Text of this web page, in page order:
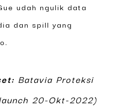
udah ngulik data
dan spill yang
Batavia Proteksi
20-Okt-2022)